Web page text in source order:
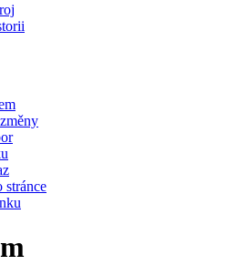
stránce